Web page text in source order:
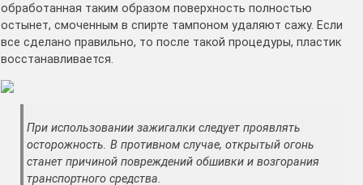
обработанная таким образом поверхность полностью
остынет, смоченным в спирте тампоном удаляют сажу. Если
все сделано правильно, то после такой процедуры, пластик
восстанавливается.
При использовании зажигалки следует проявлять
осторожность. В противном случае, открытый огонь
станет причиной повреждений обшивки и возгорания
транспортного средства.